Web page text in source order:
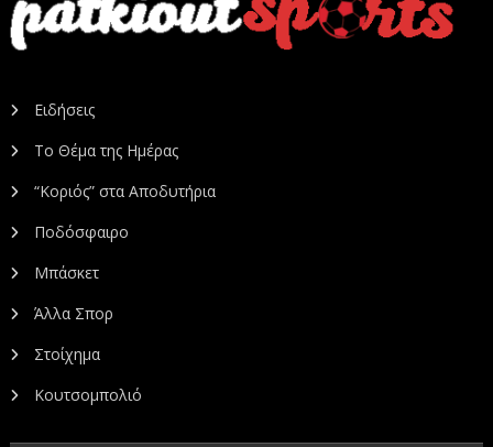
Ειδήσεις
Το Θέμα της Ημέρας
“Κοριός” στα Αποδυτήρια
Ποδόσφαιρο
Μπάσκετ
Άλλα Σπορ
Στοίχημα
Κουτσομπολιό